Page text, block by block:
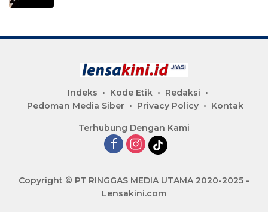
Indeks Kode Etik
Redaksi
Pedoman Media Siber
Privacy Policy Kontak
Terhubung Dengan Kami
Copyright © PT RINGGAS MEDIA UTAMA 2020-2025 -
Lensakini.com